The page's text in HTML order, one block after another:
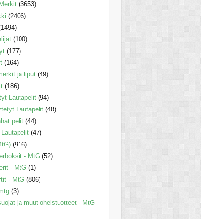
(3653)
(2406)
(100)
(177)
(164)
ja liput (49)
(186)
Lautapelit (94)
Lautapelit (48)
pelit (44)
Lautapelit (47)
(916)
- MtG (52)
- MtG (1)
- MtG (806)
(3)
ja muut oheistuotteet - MtG